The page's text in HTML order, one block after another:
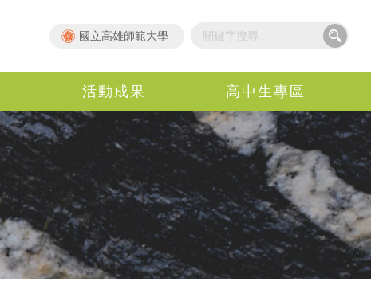
活動成果 高中生專區
國立高雄師範大學